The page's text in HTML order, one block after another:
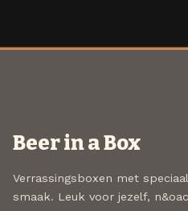
Beer in a Box
Verrassingsboxen met
smaak. Leuk voor jezelf,